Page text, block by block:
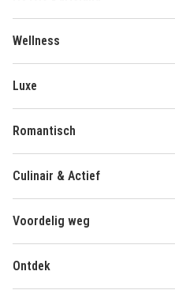
Wellness
Luxe
Romantisch
Culinair & Actief
Voordelig weg
Ontdek